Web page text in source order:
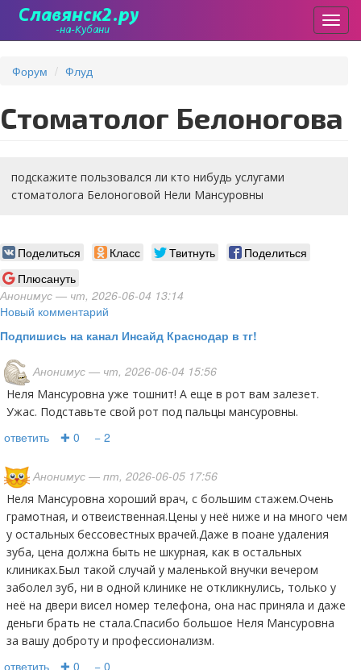
основному
Форум Флуд
стоматолог Белоногова
подскажите пользовался ли кто нибудь услугами
стоматолога Белоноговой Нели Мансуровны
Поделиться Класс Твитнуть
Поделиться
Плюсануть
Анонимус — чт, 2026-06-04 13:14
Новый комментарий
Подпишись на канал Инсайд Краснодар в тг!
Анонимус — чт, 2026-06-04 15:56
Неля Мансуровна уже тошнит! А еще в рот вам залезет.
Ужас. Подставьте свой рот под пальцы мансуровны.
ответить ✚ 0 − 2
Анонимус — пт, 2026-06-05 17:56
Неля Мансуровна хороший врач, с большим стажем.Очень
грамотная, и отвеиственная.Цены у неё ниже и на много чем
у остальных бессовестных врачей.Даже в поане удаления
зуба, цена должна быть не шкурная, как в остальных
клиниках.Был такой случай у маленькой внучки вечером
заболел зуб, ни в одной клинике не откликнулись, только у
неё на двери висел номер телефона, она нас приняла и даже
деньги брать не стала.Спасибо большое Неля Мансуровна
за вашу доброту и профессионализм.
ответить ✚ 0 − 0